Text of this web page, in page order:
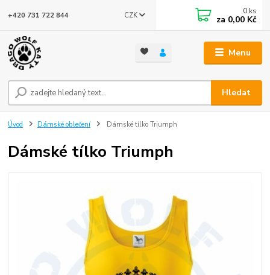
Menu
CZK
Hledat
+420 731 722 844 0 ks
za 0,00 Kč
Úvod Dámské oblečení Dámské tílko Triumph
Dámské tílko Triumph